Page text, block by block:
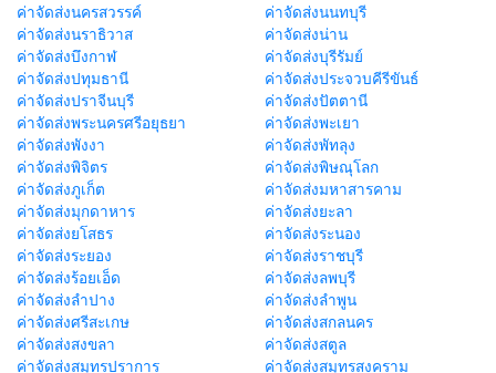
ค่าจัดส่งนครสวรรค์
ค่าจัดส่งนนทบุรี
ค่าจัดส่งนราธิวาส
ค่าจัดส่งน่าน
ค่าจัดส่งบึงกาฬ
ค่าจัดส่งบุรีรัมย์
ค่าจัดส่งปทุมธานี
ค่าจัดส่งประจวบคีรีขันธ์
ค่าจัดส่งปราจีนบุรี
ค่าจัดส่งปัตตานี
ค่าจัดส่งพระนครศรีอยุธยา
ค่าจัดส่งพะเยา
ค่าจัดส่งพังงา
ค่าจัดส่งพัทลุง
ค่าจัดส่งพิจิตร
ค่าจัดส่งพิษณุโลก
ค่าจัดส่งภูเก็ต
ค่าจัดส่งมหาสารคาม
ค่าจัดส่งมุกดาหาร
ค่าจัดส่งยะลา
ค่าจัดส่งยโสธร
ค่าจัดส่งระนอง
ค่าจัดส่งระยอง
ค่าจัดส่งราชบุรี
ค่าจัดส่งร้อยเอ็ด
ค่าจัดส่งลพบุรี
ค่าจัดส่งลำปาง
ค่าจัดส่งลำพูน
ค่าจัดส่งศรีสะเกษ
ค่าจัดส่งสกลนคร
ค่าจัดส่งสงขลา
ค่าจัดส่งสตูล
ค่าจัดส่งสมุทรปราการ
ค่าจัดส่งสมุทรสงคราม